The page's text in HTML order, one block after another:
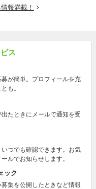
報満載！
ス
が簡単。プロフィールを充
も。
たときにメールで通知を受
つでも確認できます。お気
ルでお知らせします。
ック
集を公開したときなど情報